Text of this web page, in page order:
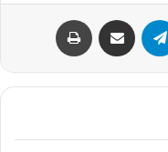
تلگرام اشتراک گذاری با ایمیل